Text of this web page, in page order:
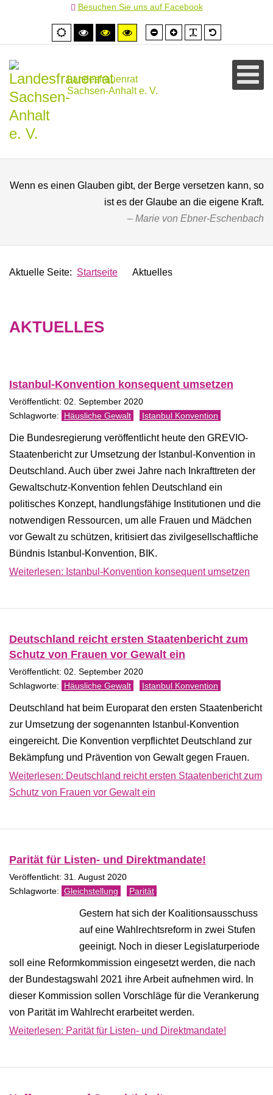
Besuchen Sie uns auf Facebook
Normale
Ansicht
Hoher
Kontrast
Hoher
Kontrast
Hoher
Kontrast
Schrift
kleiner
Schrift
größer
Landesfrauenrat
Sachsen-Anhalt e. V.
Wenn es einen Glauben gibt, der Berge versetzen kann, so
ist es der Glaube an die eigene Kraft.
Marie von Ebner-Eschenbach
Aktuelle Seite: Startseite Aktuelles
AKTUELLES
Istanbul-Konvention konsequent umsetzen
Veröffentlicht: 02. September 2020
Häusliche Gewalt Istanbul Konvention
Die Bundesregierung veröffentlicht heute den GREVIO-
Staatenbericht zur Umsetzung der Istanbul-Konvention in
Deutschland. Auch über zwei Jahre nach Inkrafttreten der
Gewaltschutz-Konvention fehlen Deutschland ein
politisches Konzept, handlungsfähige Institutionen und die
notwendigen Ressourcen, um alle Frauen und Mädchen
vor Gewalt zu schützen, kritisiert das zivilgesellschaftliche
Bündnis Istanbul-Konvention, BIK.
Weiterlesen: Istanbul-Konvention konsequent umsetzen
Deutschland reicht ersten Staatenbericht zum
Schutz von Frauen vor Gewalt ein
Veröffentlicht: 02. September 2020
Häusliche Gewalt Istanbul Konvention
Deutschland hat beim Europarat den ersten Staatenbericht
zur Umsetzung der sogenannten Istanbul-Konvention
eingereicht. Die Konvention verpflichtet Deutschland zur
Bekämpfung und Prävention von Gewalt gegen Frauen.
Weiterlesen: Deutschland reicht ersten Staatenbericht zum
Schutz von Frauen vor Gewalt ein
Parität für Listen- und Direktmandate!
Veröffentlicht: 31. August 2020
Gleichstellung Parität
Gestern hat sich der Koalitionsausschuss
auf eine Wahlrechtsreform in zwei Stufen
geeinigt. Noch in dieser Legislaturperiode
soll eine Reformkommission eingesetzt werden, die nach
der Bundestagswahl 2021 ihre Arbeit aufnehmen wird. In
dieser Kommission sollen Vorschläge für die Verankerung
von Parität im Wahlrecht erarbeitet werden.
Weiterlesen: Parität für Listen- und Direktmandate!